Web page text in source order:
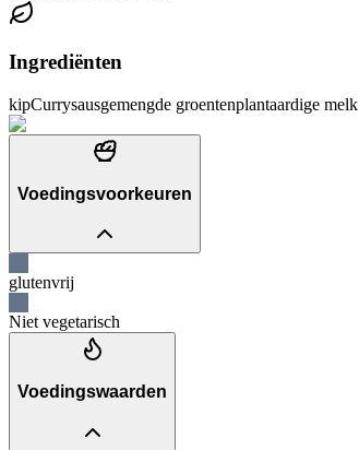
Ingrediënten
kipCurrysausgemengde groentenplantaardige melk
Voedingsvoorkeuren
glutenvrij
Niet vegetarisch
Voedingswaarden